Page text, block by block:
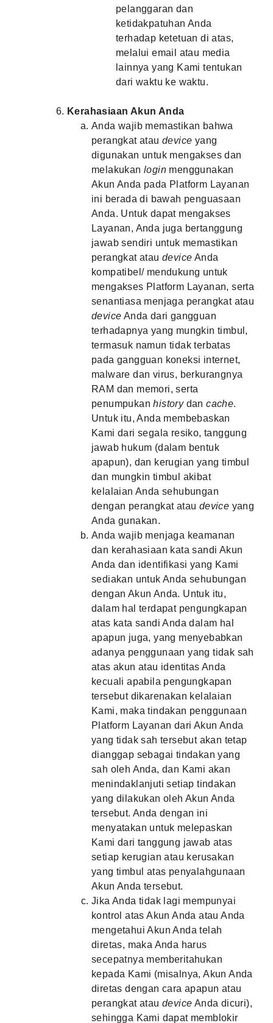
pelanggaran dan
ketidakpatuhan Anda
terhadap ketetuan di atas,
melalui email atau media
lainnya yang Kami tentukan
dari waktu ke waktu.
Kerahasiaan Akun Anda
Anda wajib memastikan bahwa
perangkat ataudevice yang
digunakan untuk mengakses dan
melakukanlogin menggunakan
Akun Anda pada Platform Layanan
ini berada di bawah penguasaan
Anda. Untuk dapat mengakses
Layanan, Anda juga bertanggung
jawab sendiri untuk memastikan
perangkat ataudevice Anda
kompatibel/ mendukung untuk
mengakses Platform Layanan, serta
senantiasa menjaga perangkat atau
device Anda dari gangguan
terhadapnya yang mungkin timbul,
termasuk namun tidak terbatas
pada gangguan koneksi internet,
malware dan virus, berkurangnya
RAM dan memori, serta
penumpukanhistorydancache.
Untuk itu, Anda membebaskan
Kami dari segala resiko, tanggung
jawab hukum (dalam bentuk
apapun), dan kerugian yang timbul
dan mungkin timbul akibat
kelalaian Anda sehubungan
dengan perangkat atau device yang
Anda gunakan.
Anda wajib menjaga keamanan
dan kerahasiaan kata sandi Akun
Anda dan identifikasi yang Kami
sediakan untuk Anda sehubungan
dengan Akun Anda. Untuk itu,
dalam hal terdapat pengungkapan
atas kata sandi Anda dalam hal
apapun juga, yang menyebabkan
adanya penggunaan yang tidak sah
atas akun atau identitas Anda
kecuali apabila pengungkapan
tersebut dikarenakan kelalaian
Kami, maka tindakan penggunaan
Platform Layanan dari Akun Anda
yang tidak sah tersebut akan tetap
dianggap sebagai tindakan yang
sah oleh Anda, dan Kami akan
menindaklanjuti setiap tindakan
yang dilakukan oleh Akun Anda
tersebut. Anda dengan ini
menyatakan untuk melepaskan
Kami dari tanggung jawab atas
setiap kerugian atau kerusakan
yang timbul atas penyalahgunaan
Akun Anda tersebut.
Jika Anda tidak lagi mempunyai
kontrol atas Akun Anda atau Anda
mengetahui Akun Anda telah
diretas, maka Anda harus
secepatnya memberitahukan
kepada Kami (misalnya, Akun Anda
diretas dengan cara apapun atau
perangkat ataudevice Anda dicuri),
sehingga Kami dapat memblokir